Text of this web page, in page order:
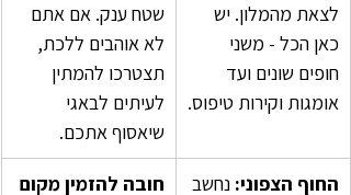
לצאת מהמלון. יש
כאן הכל - משני
חופים שונים ועד
אומגות וקירות טיפוס.
שטח ענק. אם אתם
לא אוהבים ללכת,
תצטרכו להמתין
לעיתים לבאגי
שיאסוף אתכם.
החוף הצפוני: נחשב
חובה להזמין מקום